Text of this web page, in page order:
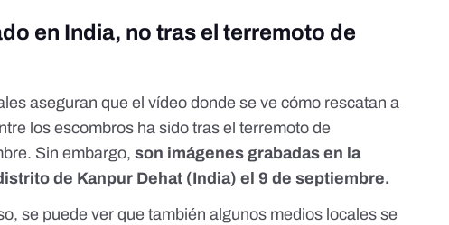
en India, no tras el terremoto de
aseguran que el vídeo donde se ve cómo rescatan a
los escombros ha sido tras el terremoto de
Sin embargo,son imágenes grabadas en la
de Kanpur Dehat (India) el 9 de septiembre.
se puede ver que también algunos medios localesse